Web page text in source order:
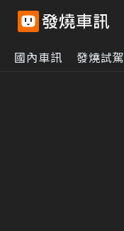
國內車訊 發燒試駕